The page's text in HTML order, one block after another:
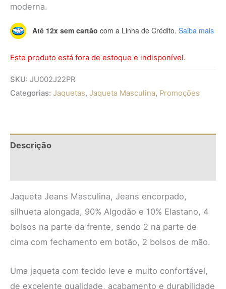
moderna.
Até 12x sem cartão com a Linha de Crédito. Saiba mais
Este produto está fora de estoque e indisponível.
SKU: JU002J22PR
Categorias: Jaquetas, Jaqueta Masculina, Promoções
Descrição
Jaqueta Jeans Masculina, Jeans encorpado,
silhueta alongada, 90% Algodão e 10% Elastano, 4
bolsos na parte da frente, sendo 2 na parte de
cima com fechamento em botão, 2 bolsos de mão.
Uma jaqueta com tecido leve e muito confortável,
de excelente qualidade, acabamento e durabilidade